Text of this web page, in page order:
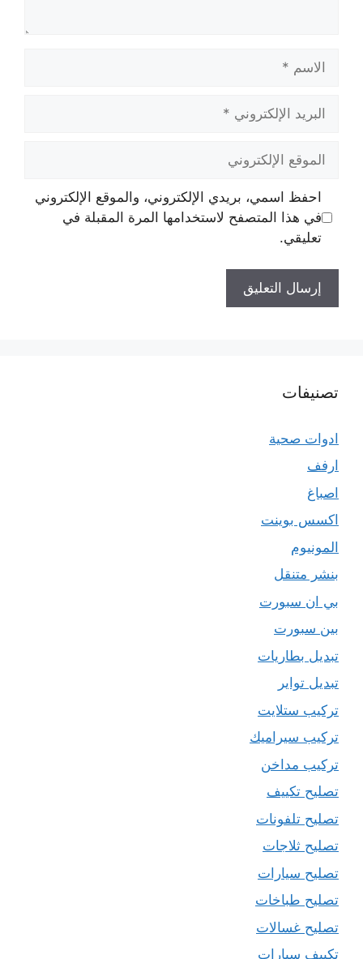
الاسم
البريد
الإلكتروني
الموقع
الإلكتروني
احفظ اسمي، بريدي الإلكتروني، والموقع الإلكتروني
في هذا المتصفح لاستخدامها المرة المقبلة في
تعليقي.
تصنيفات
ادوات صحية
ارفف
اصباغ
اكسس بوينت
المونيوم
بنشر متنقل
بي ان سبورت
بين سبورت
تبديل بطاريات
تبديل تواير
تركيب ستلايت
تركيب سيراميك
تركيب مداخن
تصليح تكييف
تصليح تلفونات
تصليح ثلاجات
تصليح سيارات
تصليح طباخات
تصليح غسالات
تكييف سيارات